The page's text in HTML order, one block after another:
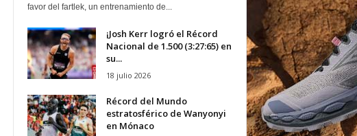
favor del fartlek, un entrenamiento de...
¡Josh Kerr logró el Récord
Nacional de 1.500 (3:27:65) en
su...
18 julio 2026
Récord del Mundo
estratosférico de Wanyonyi
en Mónaco